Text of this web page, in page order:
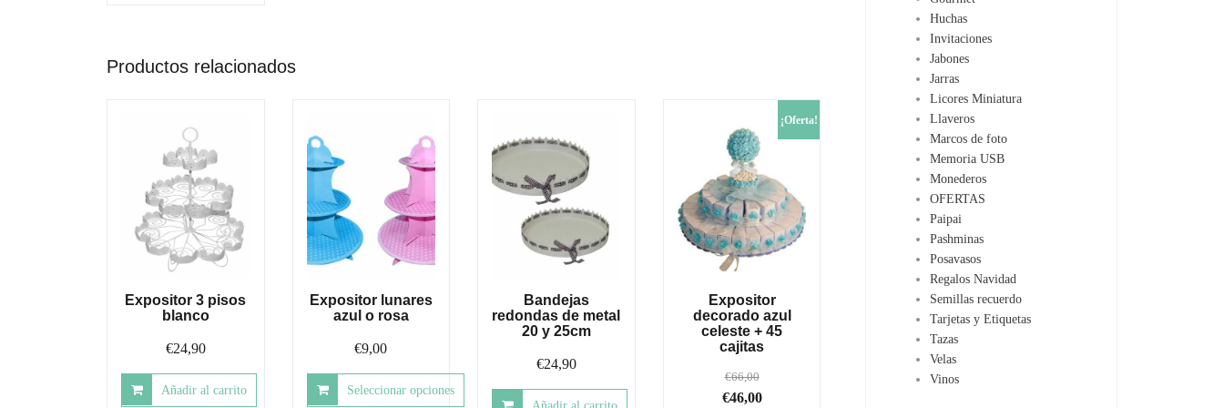
Productos relacionados
Expositor 3 pisos
blanco
€24,90
Añadir al carrito
Expositor lunares
azul o rosa
€9,00
Seleccionar opciones
Bandejas
redondas de metal
20 y 25cm
€24,90
¡Oferta!
Expositor
decorado azul
celeste + 45
cajitas
€66,00
El
€46,00El
Huchas
Invitaciones
Jabones
Jarras
Licores Miniatura
Llaveros
Marcos de foto
Memoria USB
Monederos
OFERTAS
Paipai
Pashminas
Posavasos
Regalos Navidad
Semillas recuerdo
Tarjetas y Etiquetas
Tazas
Velas
Vinos